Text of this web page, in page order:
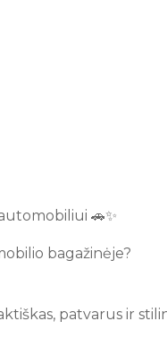
🚗✨
bagažinėje?
patvarus ir